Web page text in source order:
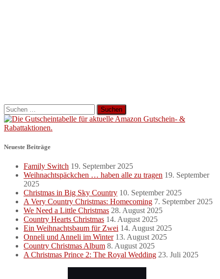
Suchen
nach:
Neueste Beiträge
Family Switch 19. September 2025
Weihnachtspäckchen … haben alle zu tragen 19. September
2025
Christmas in Big Sky Country 10. September 2025
A Very Country Christmas: Homecoming 7. September 2025
We Need a Little Christmas 28. August 2025
Country Hearts Christmas 14. August 2025
Ein Weihnachtsbaum für Zwei 14. August 2025
Onneli und Anneli im Winter 13. August 2025
Country Christmas Album 8. August 2025
A Christmas Prince 2: The Royal Wedding 23. Juli 2025